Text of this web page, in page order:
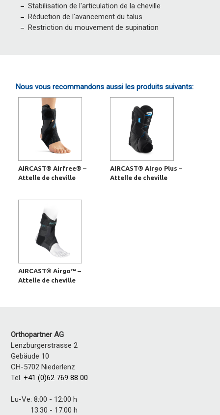
Stabilisation de l'articulation de la cheville
Réduction de l'avancement du talus
Restriction du mouvement de supination
Nous vous recommandons aussi les produits suivants:
AIRCAST® Airfree® –
Attelle de cheville
AIRCAST® Airgo Plus –
Attelle de cheville
AIRCAST® Airgo™ –
Attelle de cheville
Orthopartner AG
Lenzburgerstrasse 2
Gebäude 10
CH-5702 Niederlenz
Tel.+41 (0)62 769 88 00
Lu-Ve: 8:00 - 12:00 h
13:30 - 17:00 h